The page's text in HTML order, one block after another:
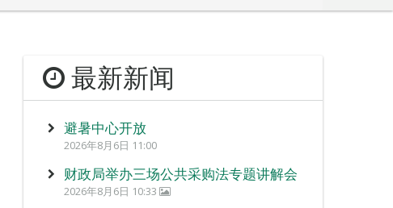
最新新闻
避暑中心开放
2026年8月6日 11:00
财政局举办三场公共采购法专题讲解会
2026年8月6日 10:33